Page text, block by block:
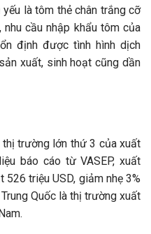
là tôm thẻ chân trắng cỡ
cầu nhập khẩu tôm của
định được tình hình dịch
xuất, sinh hoạt cũng dần
thị trường lớn thứ 3 của xuất
báo cáo từ VASEP, xuất
triệu USD, giảm nhẹ 3%
Quốc là thị trường xuất